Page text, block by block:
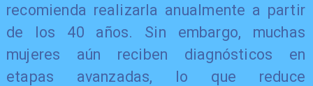
recomienda realizarla anualmente a partir
de los 40 años. Sin embargo, muchas
mujeres aún reciben diagnósticos en
etapas avanzadas, lo que reduce